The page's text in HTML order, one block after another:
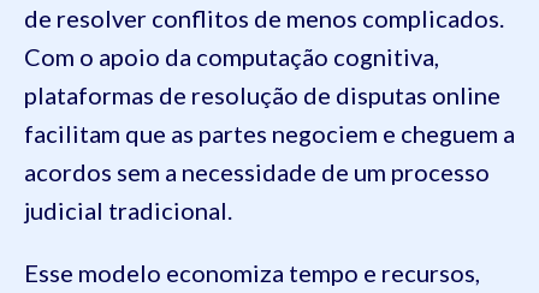
de resolver conflitos de menos complicados.
Com o apoio da computação cognitiva,
plataformas de resolução de disputas online
facilitam que as partes negociem e cheguem a
acordos sem a necessidade de um processo
judicial tradicional.
Esse modelo economiza tempo e recursos,